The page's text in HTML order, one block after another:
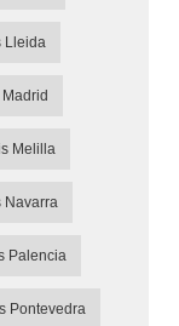
Lleida
Melilla
Navarra
Palencia
Pontevedra